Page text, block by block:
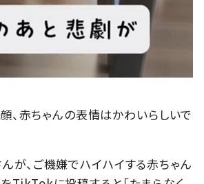
、赤ちゃんの表情はかわいらしいで
、ご機嫌でハイハイする赤ちゃん